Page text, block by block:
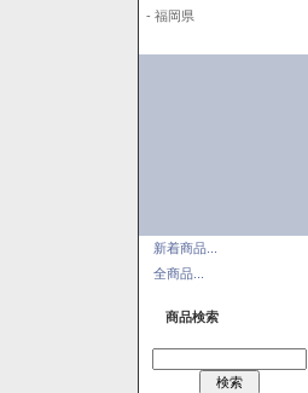
- 福岡県
新着商品...
全商品...
商品検索